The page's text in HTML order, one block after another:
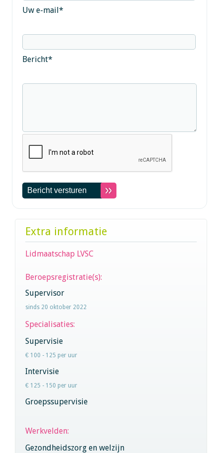
Uw e-mail*
Bericht*
Extra informatie
Lidmaatschap LVSC
Beroepsregistratie(s):
Supervisor
sinds 20 oktober 2022
Specialisaties:
Supervisie
€ 100 - 125 per uur
Intervisie
€ 125 - 150 per uur
Groepssupervisie
Werkvelden:
Gezondheidszorg en welzijn